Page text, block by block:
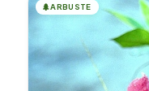
🌲ARBUSTE